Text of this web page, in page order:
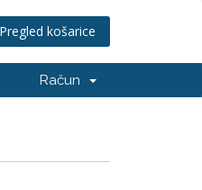
Pregled košarice
Račun